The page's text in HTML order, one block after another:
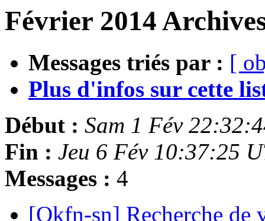
Février 2014
Messages triés par : [
Plus d'infos sur cette
Début : Sam 1 Fév
Fin : Jeu 6 Fév 10:37:25
Messages : 4
[Okfn-sn] Recherche de